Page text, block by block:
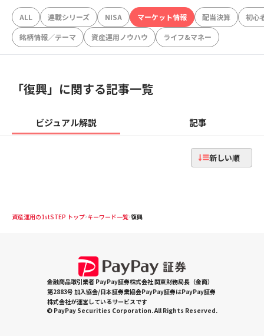
ALL 連載シリーズ NISA マーケット情報 配当決算
初心
銘柄情報／テーマ
資産運用ノウハウ ライフ&マネー
「復興」に関する記事一覧
ビジュアル解説 記事
新しい順
資産運用の1stSTEP トップ キーワード一覧 復興
金融商品取引業者 PayPay証券株式会社 関東財務局長（金商）
第2883号 加入協会/日本証券業協会PayPay証券はPayPay証券
株式会社が運営しているサービスです
© PayPay Securities Corporation. All Rights Reserved.